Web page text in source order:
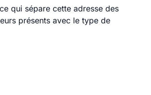
qui sépare cette adresse des
présents avec le type de